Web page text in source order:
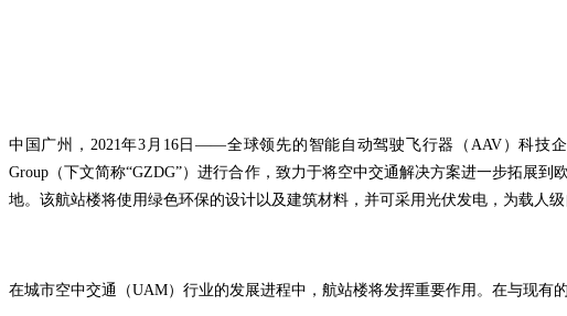
中国广州，2021年3月16日——全球领先的智能自动驾驶飞行器（AAV）科技企
Group（下文简称“GZDG”）进行合作，致力于将空中交通解决方案进一步拓展
地。该航站楼将使用绿色环保的设计以及建筑材料，并可采用光伏发电，为载人
在城市空中交通（UAM）行业的发展进程中，航站楼将发挥重要作用。在与现有